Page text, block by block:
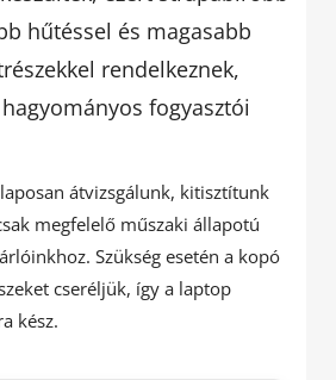
hűtéssel és magasabb
rendelkeznek,
fogyasztói
átvizsgálunk, kitisztítunk
megfelelő műszaki állapotú
Szükség esetén a kopó
cseréljük, így a laptop
kész.